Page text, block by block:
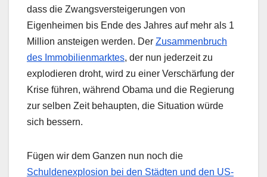
dass die Zwangsversteigerungen von
Eigenheimen bis Ende des Jahres auf mehr als 1
Million ansteigen werden. Der Zusammenbruch
des Immobilienmarktes, der nun jederzeit zu
explodieren droht, wird zu einer Verschärfung der
Krise führen, während Obama und die Regierung
zur selben Zeit behaupten, die Situation würde
sich bessern.
Fügen wir dem Ganzen nun noch die
Schuldenexplosion bei den Städten und den US-